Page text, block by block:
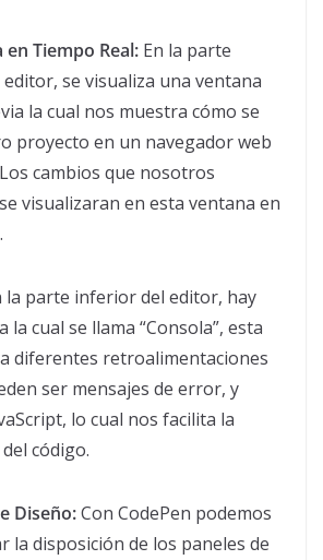
en Tiempo Real: En la parte
se visualiza una ventana
la cual nos muestra cómo se
proyecto en un navegador web
cambios que nosotros
visualizaran en esta ventana en
la parte inferior del editor, hay
la cual se llama “Consola”, esta
diferentes retroalimentaciones
ser mensajes de error, y
lo cual nos facilita la
código.
Diseño:Con CodePen podemos
la disposición de los paneles de